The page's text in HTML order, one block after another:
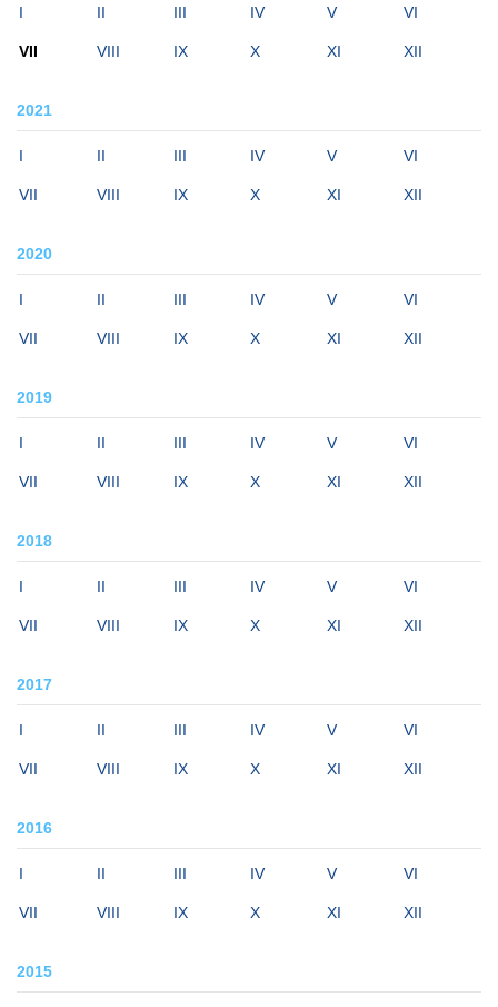
I II III IV V VI
VII VIII IX X XI XII
2021
I II III IV V VI
VII VIII IX X XI XII
2020
I II III IV V VI
VII VIII IX X XI XII
2019
I II III IV V VI
VII VIII IX X XI XII
2018
I II III IV V VI
VII VIII IX X XI XII
2017
I II III IV V VI
VII VIII IX X XI XII
2016
I II III IV V VI
VII VIII IX X XI XII
2015